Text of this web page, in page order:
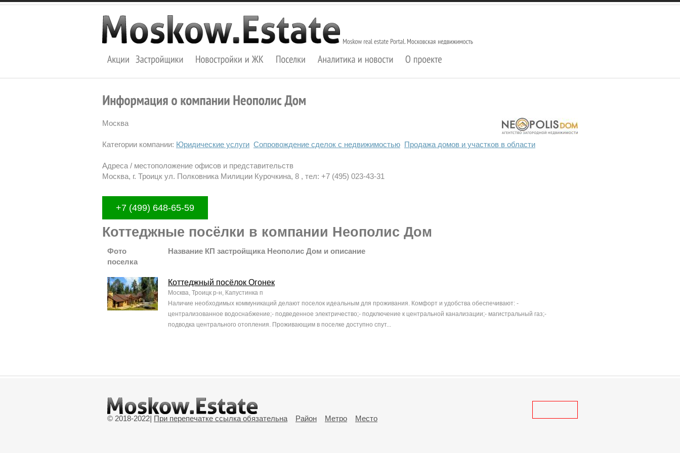
Москва
Категории компании: Юридические услуги Сопровождение сделок с недвижимостью Продажа домов и участков в области
Адреса / местоположение офисов и представительств
Москва, г. Троицк ул. Полковника Милиции Курочкина, 8 , тел: +7 (495) 023-43-31
+7 (499) 648-65-59
Коттеджные посёлки в компании Неополис Дом
Фото
поселка
Название КП застройщика Неополис Дом и описание
Коттеджный посёлок Огонек
Москва, Троицк р-н, Капустинка п
Наличие необходимых коммуникаций делают поселок идеальным для проживания. Комфорт и удобства обеспечивают: -
централизованное водоснабжение;- подведенное электричество;- подключение к центральной канализации;- магистральный газ;-
подводка центрального отопления. Проживающим в поселке доступно спут...
© 2018-2022| При перепечатке ссылка обязательна Район Метро Место